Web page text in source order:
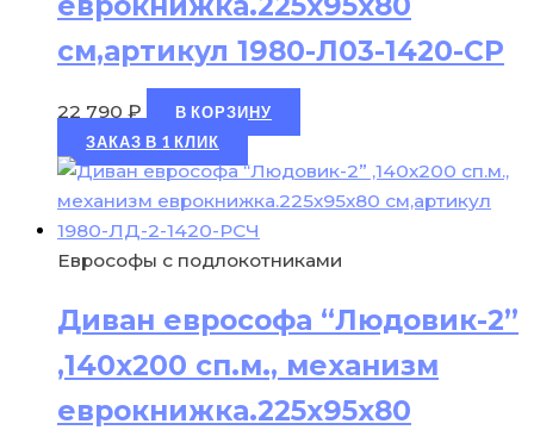
см,артикул 1980-Л03-1420-СР
22 790 ₽
В КОРЗИНУ
ЗАКАЗ В 1 КЛИК
Еврософы с подлокотниками
Диван еврософа “Людовик-2”
,140х200 сп.м., механизм
еврокнижка.225х95х80